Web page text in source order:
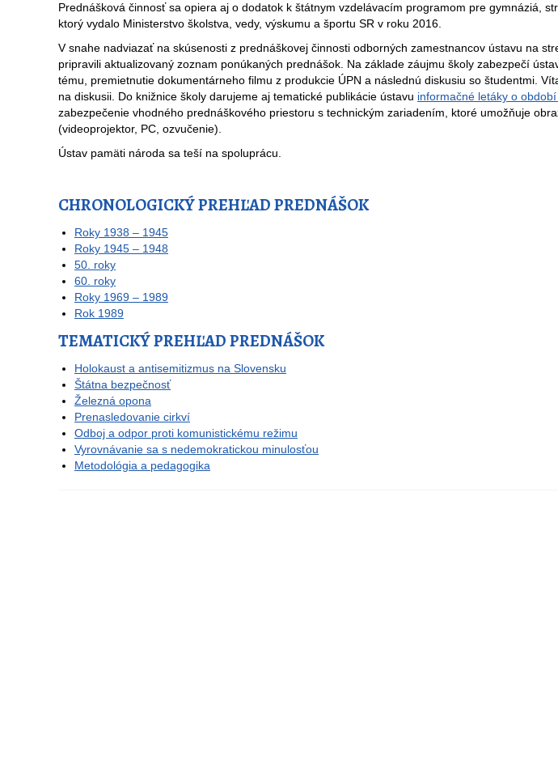
Prednášková činnosť sa opiera aj o dodatok k štátnym vzdelávacím programom pre gymnáziá,
ktorý vydalo Ministerstvo školstva, vedy, výskumu a športu SR v roku 2016.
V snahe nadviazať na skúsenosti z prednáškovej činnosti odborných zamestnancov ústavu na
pripravili aktualizovaný zoznam ponúkaných prednášok. Na základe záujmu školy zabezpečí
tému, premietnutie dokumentárneho filmu z produkcie ÚPN a následnú diskusiu so študentmi.
na diskusii. Do knižnice školy darujeme aj tematické publikácie ústavu informačné letáky o
zabezpečenie vhodného prednáškového priestoru s technickým zariadením, ktoré umožňuje
(videoprojektor, PC, ozvučenie).
Ústav pamäti národa sa teší na spoluprácu.
CHRONOLOGICKÝ PREHĽAD PREDNÁŠOK
Roky 1938 – 1945
Roky 1945 – 1948
50. roky
60. roky
Roky 1969 – 1989
Rok 1989
TEMATICKÝ PREHĽAD PREDNÁŠOK
Holokaust a antisemitizmus na Slovensku
Štátna bezpečnosť
Železná opona
Prenasledovanie cirkví
Odboj a odpor proti komunistickému režimu
Vyrovnávanie sa s nedemokratickou minulosťou
Metodológia a pedagogika